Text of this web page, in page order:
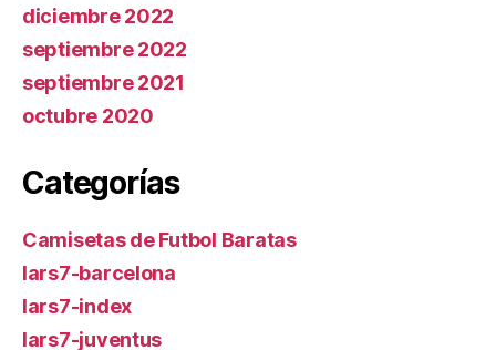
diciembre 2022
septiembre 2022
septiembre 2021
octubre 2020
Categorías
Camisetas de Futbol Baratas
lars7-barcelona
lars7-index
lars7-juventus